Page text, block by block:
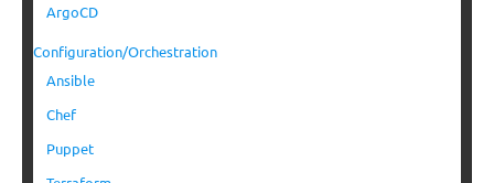
ArgoCD
Configuration/Orchestration
Ansible
Chef
Puppet